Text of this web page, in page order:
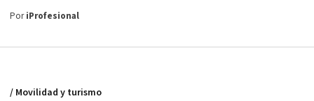
PoriProfesional
/ Movilidad y turismo